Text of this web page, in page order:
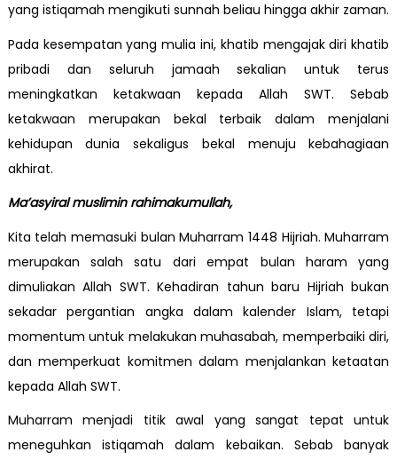
yang istiqamah mengikuti sunnah beliau hingga akhir zaman.
Pada kesempatan yang mulia ini, khatib mengajak diri khatib
pribadi dan seluruh jamaah sekalian untuk terus
meningkatkan ketakwaan kepada Allah SWT. Sebab
ketakwaan merupakan bekal terbaik dalam menjalani
kehidupan dunia sekaligus bekal menuju kebahagiaan
akhirat.
Ma’asyiral muslimin rahimakumullah,
Kita telah memasuki bulan Muharram 1448 Hijriah. Muharram
merupakan salah satu dari empat bulan haram yang
dimuliakan Allah SWT. Kehadiran tahun baru Hijriah bukan
sekadar pergantian angka dalam kalender Islam, tetapi
momentum untuk melakukan muhasabah, memperbaiki diri,
dan memperkuat komitmen dalam menjalankan ketaatan
kepada Allah SWT.
Muharram menjadi titik awal yang sangat tepat untuk
meneguhkan istiqamah dalam kebaikan. Sebab banyak